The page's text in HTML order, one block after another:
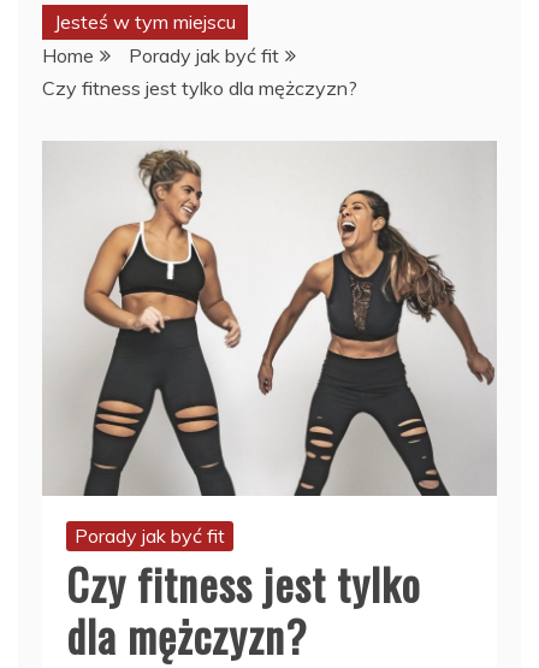
Jesteś w tym miejscu
Home
Porady jak być fit
Czy fitness jest tylko dla mężczyzn?
Porady jak być fit
Czy fitness jest tylko
dla mężczyzn?